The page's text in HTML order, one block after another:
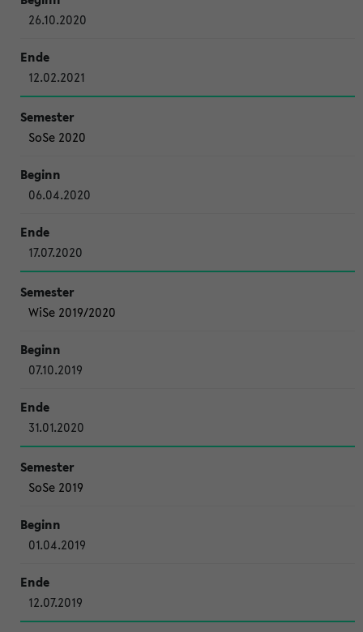
26.10.2020
12.02.2021
SoSe 2020
06.04.2020
17.07.2020
WiSe 2019/2020
07.10.2019
31.01.2020
SoSe 2019
01.04.2019
12.07.2019